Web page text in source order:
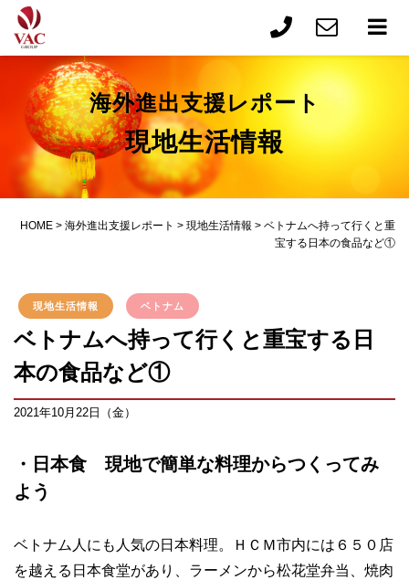
海外進出支援レポート
現地生活情報
HOME > 海外進出支援レポート > 現地生活情報 > ベトナムへ持って行くと重
宝する日本の食品など①
現地生活情報 ベトナム
ベトナムへ持って行くと重宝する日
本の食品など①
2021年10月22日（金）
・日本食 現地で簡単な料理からつくってみ
よう
ベトナム人にも人気の日本料理。ＨＣＭ市内には６５０店
を越える日本食堂があり、ラーメンから松花堂弁当、焼肉